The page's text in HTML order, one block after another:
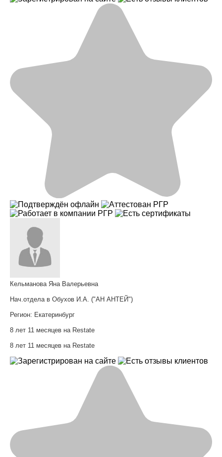
Кельманова Яна Валерьевна
Нач.отдела в Обухов И.А. ("АН АНТЕЙ")
Регион: Екатеринбург
8 лет 11 месяцев на Restate
8 лет 11 месяцев на Restate